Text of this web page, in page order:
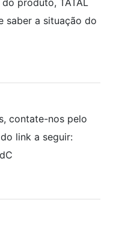
saber a situação do
contate-nos pelo
link a seguir: